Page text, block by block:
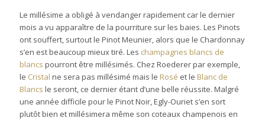
Le millésime a obligé à vendanger rapidement car le dernier
mois a vu apparaître de la pourriture sur les baies. Les Pinots
ont souffert, surtout le Pinot Meunier, alors que le Chardonnay
s’en est beaucoup mieux tiré. Les champagnes blancs de
blancs pourront être millésimés. Chez Roederer par exemple,
le Cristal ne sera pas millésimé mais le Rosé et le Blanc de
Blancs le seront, ce dernier étant d’une belle réussite. Malgré
une année difficile pour le Pinot Noir, Egly-Ouriet s’en sort
plutôt bien et millésimera même son coteaux champenois en